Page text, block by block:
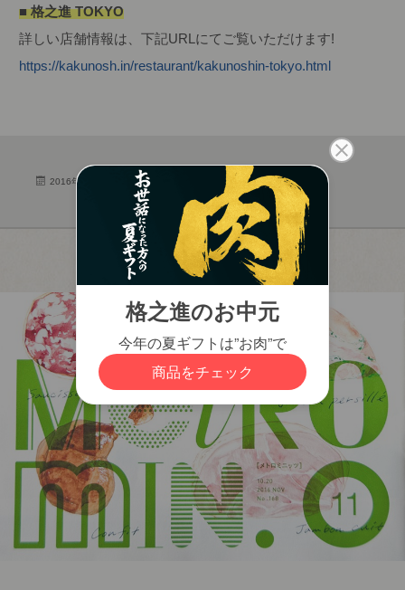
■ 格之進 TOKYO
詳しい店舗情報は、下記URLにてご覧いただけます!
https://kakunosh.in/restaurant/kakunoshin-tokyo.html
2016年11月15日 メディア掲載履歴 雑誌・新聞